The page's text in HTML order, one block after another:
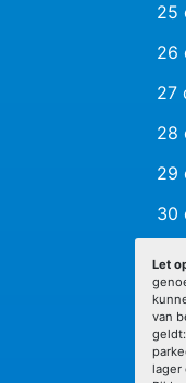
25
26
27
28
29
30
Let
van
lager